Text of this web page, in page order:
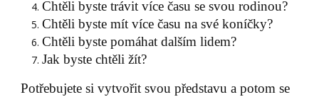
Chtěli byste trávit více času se svou rodinou?
Chtěli byste mít více času na své koníčky?
Chtěli byste pomáhat dalším lidem?
Jak byste chtěli žít?
Potřebujete si vytvořit svou představu a potom se